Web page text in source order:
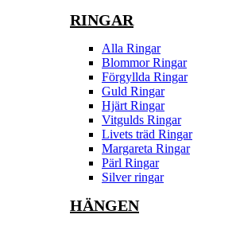
RINGAR
Alla Ringar
Blommor Ringar
Förgyllda Ringar
Guld Ringar
Hjärt Ringar
Vitgulds Ringar
Livets träd Ringar
Margareta Ringar
Pärl Ringar
Silver ringar
HÄNGEN